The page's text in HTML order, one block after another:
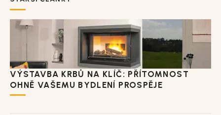
VÝSTAVBA KRBŮ NA KLÍČ: PŘÍTOMNOST
OHNĚ VAŠEMU BYDLENÍ PROSPĚJE